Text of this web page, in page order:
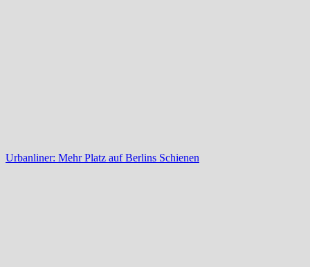
Urbanliner: Mehr Platz auf Berlins Schienen